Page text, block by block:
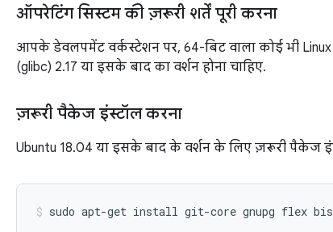
ऑपरेटिंग सिस्टम की ज़रूरी शर्तें पूरी करना
आपके डेवलपमेंट वर्कस्टेशन पर, 64-बिट वाला कोई भी Linux
(glibc) 2.17 या इसके बाद का वर्शन होना चाहिए.
ज़रूरी पैकेज इंस्टॉल करना
Ubuntu 18.04 या इसके बाद के वर्शन के लिए ज़रूरी पैकेज
sudo apt-get install git-core gnupg flex